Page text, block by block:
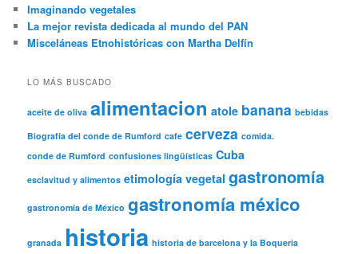
Imaginando vegetales
La mejor revista dedicada al mundo del PAN
Misceláneas Etnohistóricas con Martha Delfín
LO MÁS BUSCADO
aceite de oliva alimentacion atole banana bebidas
Biografía del conde de Rumford cafe cerveza comida.
conde de Rumford confusiones lingüísticas Cuba
esclavitud y alimentos etimología vegetal gastronomía
gastronomía de México gastronomía méxico
granada historia historia de barcelona y la Boqueria